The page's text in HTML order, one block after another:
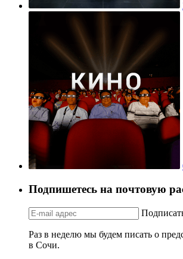
Подпишетесь на почтовую
Раз в неделю мы будем писать о
в Сочи.